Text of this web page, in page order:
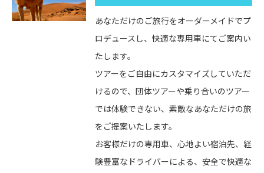
あなただけのご旅行をオーダーメイドでプ
ロデュースし、快適な専用車にてご案内い
たします。
ツアーをご自由にカスタマイズしていただ
けるので、団体ツアーや乗り合いのツアー
では体験できない、素敵なあなただけの旅
をご提案いたします。
お客様だけの専用車、心地よい宿泊先、経
験豊富なドライバーによる、安全で快適な